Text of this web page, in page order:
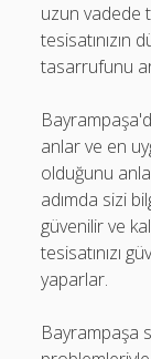
uzun vadede
tesisatınızın
tasarrufunu
anlar ve en
olduğunu
adımda sizi
güvenilir ve
tesisatınızı
yaparlar.
Bayrampaşa